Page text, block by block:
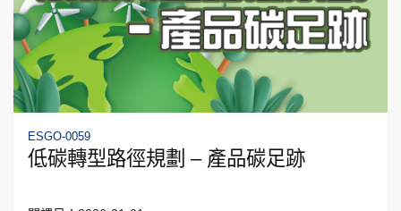
ESGO-0059
低碳轉型路徑規劃 – 產品碳足跡